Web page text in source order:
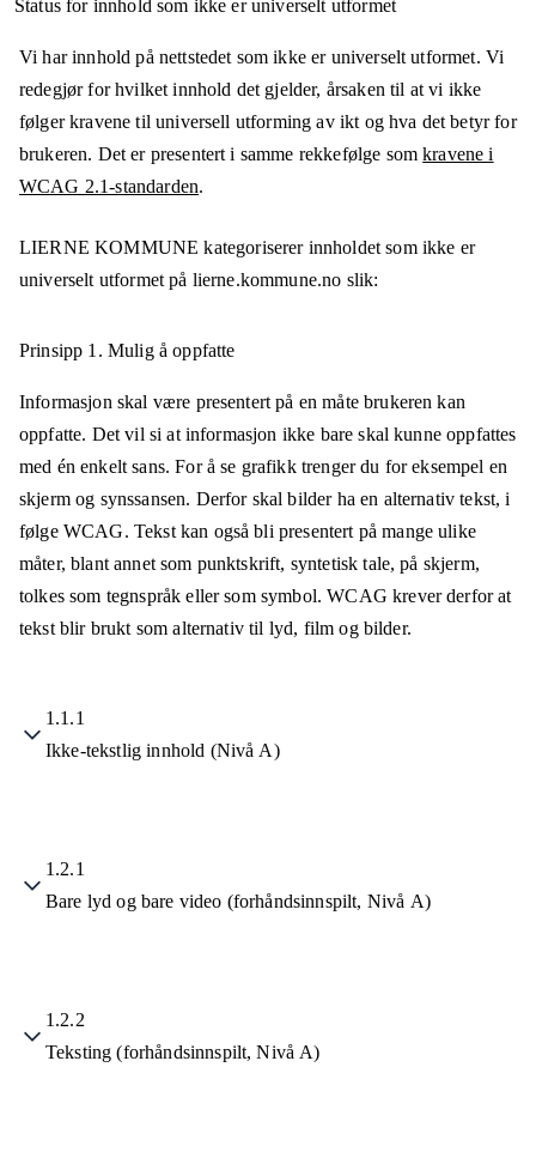
Status for innhold som ikke er universelt utformet
Vi har innhold på nettstedet som ikke er universelt utformet. Vi
redegjør for hvilket innhold det gjelder, årsaken til at vi ikke
følger kravene til universell utforming av ikt og hva det betyr for
brukeren. Det er presentert i samme rekkefølge somkravene i
WCAG 2.1-standarden.
LIERNE KOMMUNE kategoriserer innholdet som ikke er
universelt utformet på lierne.kommune.no slik:
Prinsipp 1. Mulig å oppfatte
Informasjon skal være presentert på en måte brukeren kan
oppfatte. Det vil si at informasjon ikke bare skal kunne oppfattes
med én enkelt sans. For å se grafikk trenger du for eksempel en
skjerm og synssansen. Derfor skal bilder ha en alternativ tekst, i
følge WCAG. Tekst kan også bli presentert på mange ulike
måter, blant annet som punktskrift, syntetisk tale, på skjerm,
tolkes som tegnspråk eller som symbol. WCAG krever derfor at
tekst blir brukt som alternativ til lyd, film og bilder.
1.1.1
Ikke-tekstlig innhold (Nivå A)
1.2.1
Bare lyd og bare video (forhåndsinnspilt, Nivå A)
1.2.2
Teksting (forhåndsinnspilt, Nivå A)